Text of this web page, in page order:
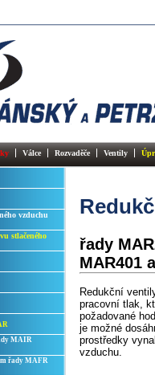
Válce Rozvaděče Ventily
vzduchu
stlačeného
MAIR
řady MAFR
řady
MAR401
Redukční
pracovní tlak,
požadované
je možné
prostředky
vzduchu.